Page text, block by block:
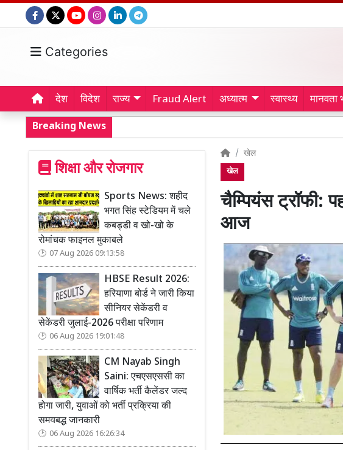
Categories
देश विदेश राज्य Fraud Alert अध्यात्म स्वास्थ्य मानवता
Breaking News
शिक्षा और रोजगार
Sports News: शहीद
भगत सिंह स्टेडियम में चले
कबड्डी व खो-खो के
रोमांचक फाइनल मुकाबले
07 Aug 2026 09:13:58
HBSE Result 2026:
हरियाणा बोर्ड ने जारी किया
सीनियर सेकेंडरी व
सेकेंडरी जुलाई-2026 परीक्षा परिणाम
06 Aug 2026 19:01:48
CM Nayab Singh
Saini: एचएसएससी का
वार्षिक भर्ती कैलेंडर जल्द
होगा जारी, युवाओं को भर्ती प्रक्रिया की
समयबद्ध जानकारी
06 Aug 2026 16:26:34
खेल
खेल
चैम्पियंस ट्रॉफी:
आज